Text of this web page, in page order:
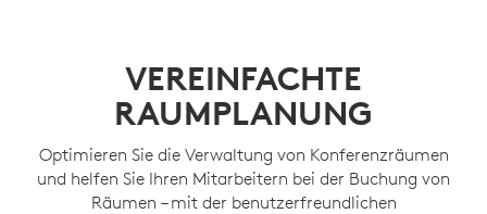
VEREINFACHTE
RAUMPLANUNG
Optimieren Sie die Verwaltung von Konferenzräumen
und helfen Sie Ihren Mitarbeitern bei der Buchung von
Räumen – mit der benutzerfreundlichen